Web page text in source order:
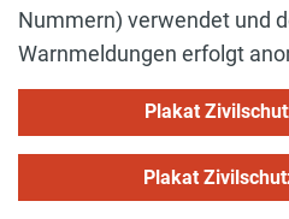
Nummern) verwendet und
Warnmeldungen erfolgt
Plakat
Plakat